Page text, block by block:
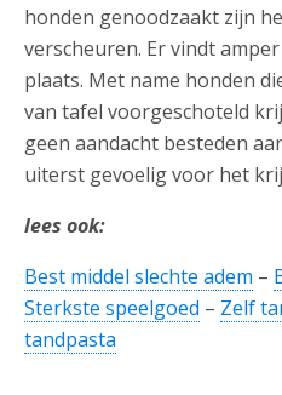
honden genoodzaakt zijn
verscheuren. Er vindt amper
plaats. Met name honden
van tafel voorgeschoteld
geen aandacht besteden
uiterst gevoelig voor het
lees ook:
Best middel slechte adem –
Sterkste speelgoed – Zelf
tandpasta